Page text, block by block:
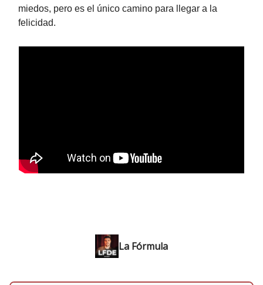
miedos, pero es el único camino para llegar a la
felicidad.
La Fórmula